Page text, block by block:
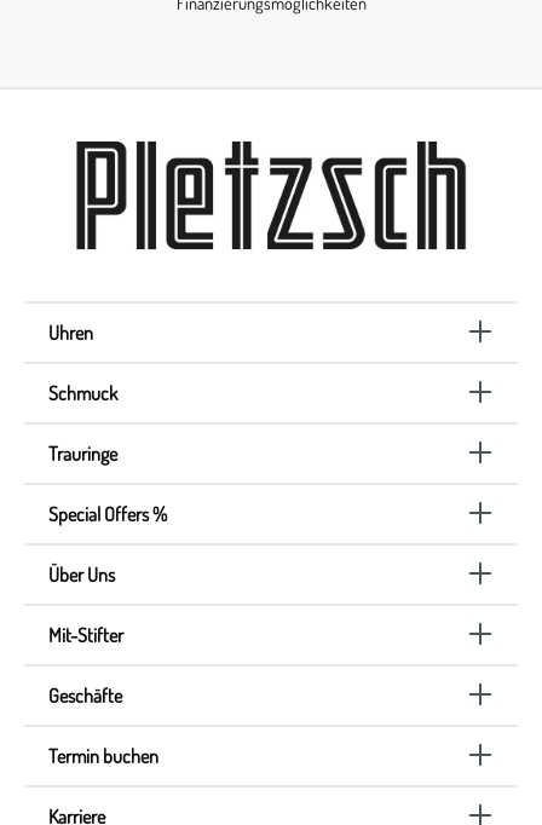
Uhren
Schmuck
Trauringe
Special Offers %
Über Uns
Mit-Stifter
Geschäfte
Termin buchen
Karriere